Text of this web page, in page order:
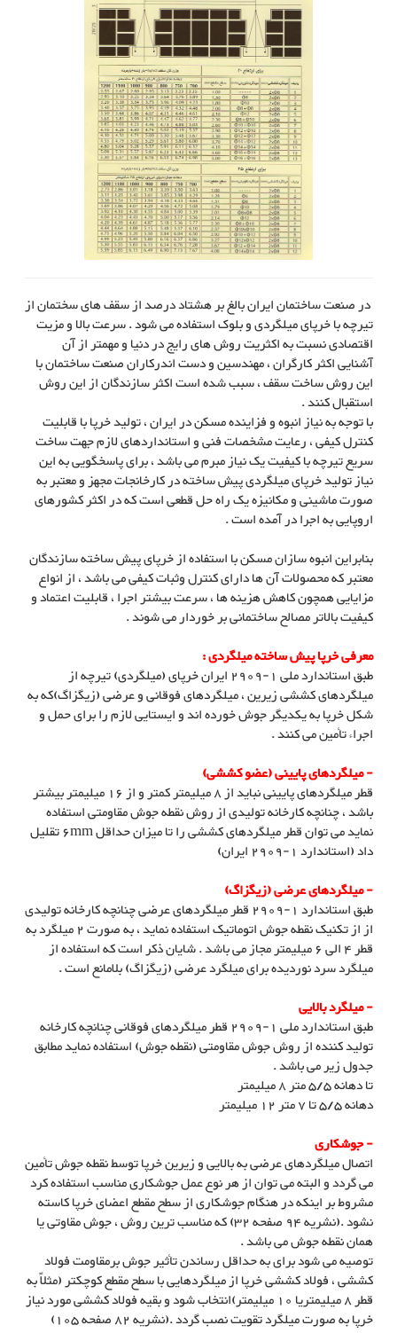
در صنعت ساختمان ایران بالغ بر هشتاد درصد از سقف های سختمان از
تیرچه با خرپای میلگردی و بلوک استفاده می شود . سرعت بالا و مزیت
اقتصادی نسبت به اکثریت روش های رایج در دنیا و مهمتر از آن
آشنایی اکثر کارگران ، مهندسین و دست اندرکاران صنعت ساختمان با
این روش ساخت سقف ، سبب شده است اکثر سازندگان از این روش
استقبال کنند .
با توجه به نیاز انبوه و فزاینده مسکن در ایران ، تولید خرپا با قابلیت
کنترل کیفی ، رعایت مشخصات فنی و استانداردهای لازم جهت ساخت
سریع تیرچه با کیفیت یک نیاز مبرم می باشد ، برای پاسخگویی به این
نیاز تولید خرپای میلگردی پیش ساخته در کارخانجات مجهز و معتبر به
صورت ماشینی و مکانیزه یک راه حل قطعی است که در اکثر کشورهای
اروپایی به اجرا در آمده است .
بنابراین انبوه سازان مسکن با استفاده از خرپای پیش ساخته سازندگان
معتبر که محصولات آن ها دارای کنترل وثبات کیفی می باشد ، از انواع
مزایایی همچون کاهش هزینه ها ، سرعت بیشتر اجرا ، قابلیت اعتماد و
کیفیت بالاتر مصالح ساختمانی بر خوردار می شوند .
معرفی خرپا پیش ساخته میلگردی :
طبق استاندارد ملی 1-2909 ایران خرپای (میلگردی) تیرچه از
میلگردهای کششی زیرین ، میلگردهای فوقانی و عرضی (زیگزاگ)که به
شکل خرپا به یکدیگر جوش خورده اند و ایستایی لازم را برای حمل و
اجراء تأمین می کنند .
- میلگردهای پایینی (عضو کششی)
قطر میلگردهای پایینی نباید از 8 میلیمتر کمتر و از 16 میلیمتر بیشتر
باشد ، چنانچه کارخانه تولیدی از روش نقطه جوش مقاومتی استفاده
نماید می توان قطر میلگردهای کششی را تا میزان حداقل 6mm تقلیل
داد (استاندارد 1-2909 ایران)
- میلگردهای عرضی (زیگزاگ)
طبق استاندارد 1-2909 قطر میلگردهای عرضی چنانچه کارخانه تولیدی
از از تکنیک نقطه جوش اتوماتیک استفاده نماید ، به صورت 2 میلگرد به
قطر 4 الی 6 میلیمتر مجاز می باشد . شایان ذکر است که استفاده از
میلگرد سرد نوردیده برای میلگرد عرضی (زیگزاگ) بلامانع است .
- میلگرد بالایی
طبق استاندارد ملی 1-2909 قطر میلگردهای فوقانی چنانچه کارخانه
تولید کننده از روش جوش مقاومتی (نقطه جوش) استفاده نماید مطابق
جدول زیر می باشد .
تا دهانه 5/5 متر 8 میلیمتر
دهانه 5/5 تا 7 متر 12 میلیمتر
- جوشکاری
اتصال میلگردهای عرضی به بالایی و زیرین خرپا توسط نقطه جوش تأمین
می گردد و البته می توان از هر نوع عمل جوشکاری مناسب استفاده کرد
مشروط بر اینکه در هنگام جوشکاری از سطح مقطع اعضای خرپا کاسته
نشود .(نشریه 94 صفحه 32) که مناسب ترین روش ، جوش مقاوتی یا
همان نقطه جوش می باشد .
توصیه می شود برای به حداقل رساندن تأثیر جوش برمقاومت فولاد
کششی ، فولاد کششی خرپا از میلگردهایی با سطح مقطع کوچکتر (مثلاً به
قطر 8 میلیمتریا 10 میلیمتر)انتخاب شود و بقیه فولاد کششی مورد نیاز
خرپا به صورت میلگرد تقویت نصب گردد .(نشریه 82 صفحه 105)